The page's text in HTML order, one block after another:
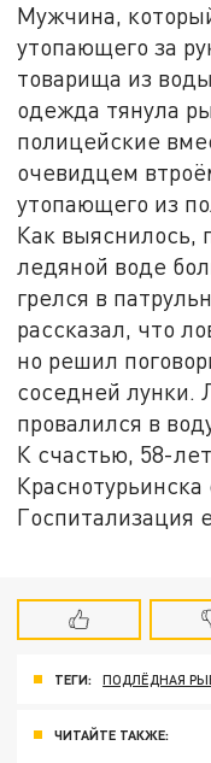
Мужчина,
утопающего за
товарища из
одежда тянула
полицейские
очевидцем
утопающего из
Как выяснилось,
ледяной воде
грелся в
рассказал, что
но решил
соседней
провалился в
К счастью, 58-
Госпитализация
ТЕГИ: ПОДЛЁДНАЯ
ЧИТАЙТЕ ТАКЖЕ: